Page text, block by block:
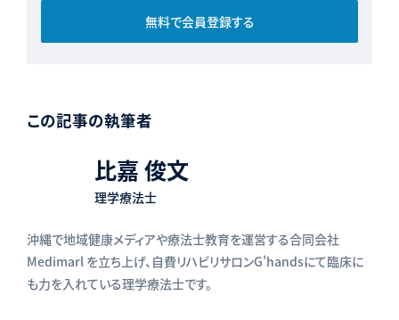
無料で会員登録する
この記事の執筆者
比嘉 俊文
理学療法士
沖縄で地域健康メディアや療法士教育を運営する合同会社
Medimarl を立ち上げ、自費リハビリサロンG'handsにて臨床に
も力を入れている理学療法士です。